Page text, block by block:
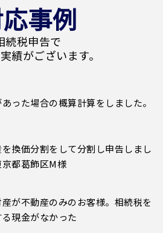
事例
続税申告で
績がございます。
った場合の概算計算をしました。
換価分割をして分割し申告しまし
京都葛飾区M様
が不動産のみのお客様。相続税を
現金がなかった